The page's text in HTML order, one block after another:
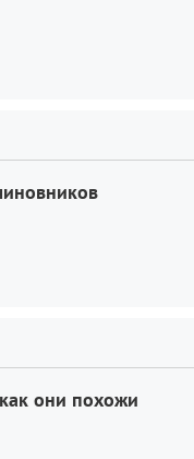
они похожи